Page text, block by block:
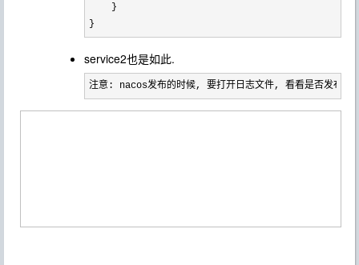
    }
}
service2也是如此.
注意: nacos发布的时候, 要打开日志文件, 看看是否发布